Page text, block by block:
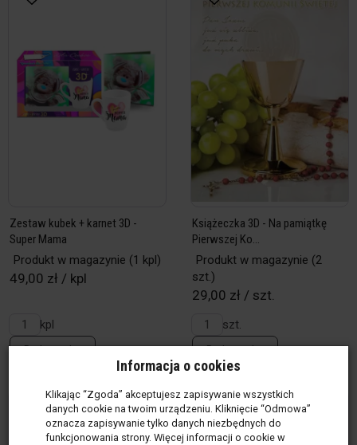
Zestaw kubek + karnet 3D -
Super Mama
Produkt w magazynie (1 kpl)
49,00 zł / kpl
kpl
Do koszyka
Książeczka 3D - Na pamiątkę
Pierwszej Ko...
Produkt w magazynie (2
szt.)
29,00 zł / szt.
szt.
Do koszyka
Informacja o cookies
Klikając “Zgoda” akceptujesz zapisywanie wszystkich
danych cookie na twoim urządzeniu. Kliknięcie “Odmowa”
oznacza zapisywanie tylko danych niezbędnych do
funkcjonowania strony. Więcej informacji o cookie w